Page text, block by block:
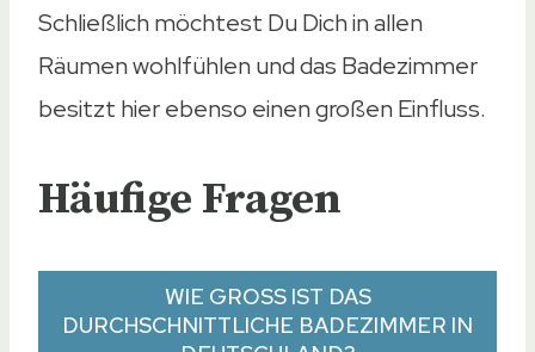
Schließlich möchtest Du Dich in allen
Räumen wohlfühlen und das Badezimmer
besitzt hier ebenso einen großen Einfluss.
Häufige Fragen
WIE GROSS IST DAS D
URCHSCHNITTLICHE BADEZIMMER IN